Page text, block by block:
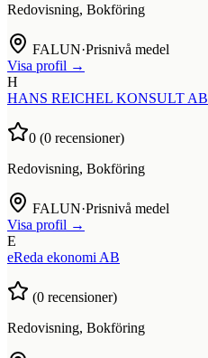
Redovisning, Bokföring
FALUN·Prisnivå medel
Visa profil →
H
HANS REICHEL KONSULT AB
0 (0 recensioner)
Redovisning, Bokföring
FALUN·Prisnivå medel
Visa profil →
E
eReda ekonomi AB
(0 recensioner)
Redovisning, Bokföring